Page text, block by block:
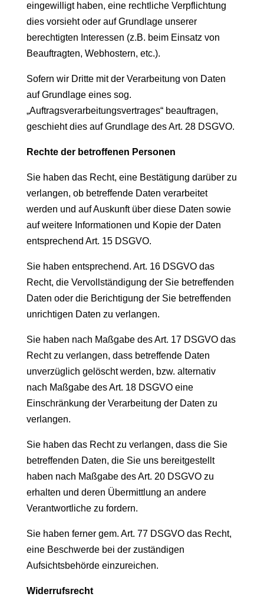
eingewilligt haben, eine rechtliche Verpflichtung
dies vorsieht oder auf Grundlage unserer
berechtigten Interessen (z.B. beim Einsatz von
Beauftragten, Webhostern, etc.).
Sofern wir Dritte mit der Verarbeitung von Daten
auf Grundlage eines sog.
„Auftragsverarbeitungsvertrages“ beauftragen,
geschieht dies auf Grundlage des Art. 28 DSGVO.
Rechte der betroffenen Personen
Sie haben das Recht, eine Bestätigung darüber zu
verlangen, ob betreffende Daten verarbeitet
werden und auf Auskunft über diese Daten sowie
auf weitere Informationen und Kopie der Daten
entsprechend Art. 15 DSGVO.
Sie haben entsprechend. Art. 16 DSGVO das
Recht, die Vervollständigung der Sie betreffenden
Daten oder die Berichtigung der Sie betreffenden
unrichtigen Daten zu verlangen.
Sie haben nach Maßgabe des Art. 17 DSGVO das
Recht zu verlangen, dass betreffende Daten
unverzüglich gelöscht werden, bzw. alternativ
nach Maßgabe des Art. 18 DSGVO eine
Einschränkung der Verarbeitung der Daten zu
verlangen.
Sie haben das Recht zu verlangen, dass die Sie
betreffenden Daten, die Sie uns bereitgestellt
haben nach Maßgabe des Art. 20 DSGVO zu
erhalten und deren Übermittlung an andere
Verantwortliche zu fordern.
Sie haben ferner gem. Art. 77 DSGVO das Recht,
eine Beschwerde bei der zuständigen
Aufsichtsbehörde einzureichen.
Widerrufsrecht